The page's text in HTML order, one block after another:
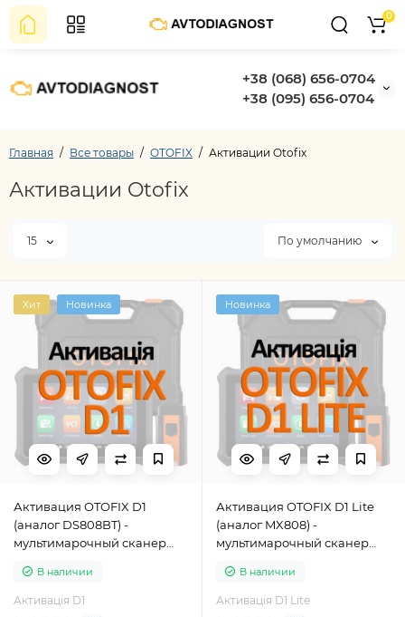
+38 (068) 656-0704
+38 (095) 656-0704
0
Главная Все товары OTOFIX Активации Otofix
Активации Otofix
15 По умолчанию
Хит Новинка
Активация OTOFIX D1
(аналог DS808BT) -
мультимарочный сканер
системВ наличии
Активація D1
Новинка
Активация OTOFIX D1 Lite
(аналог MX808) -
мультимарочный сканер
системВ наличии
Активація D1 Lite